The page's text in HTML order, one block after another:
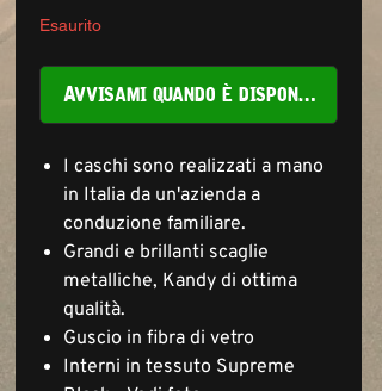
Esaurito
Avvisami quando è disponibile
I caschi sono realizzati a mano
in Italia da un'azienda a
conduzione familiare.
Grandi e brillanti scaglie
metalliche, Kandy di ottima
qualità.
Guscio in fibra di vetro
Interni in tessuto Supreme